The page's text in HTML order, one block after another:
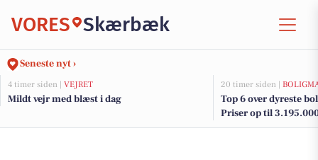
VORES Skærbæk
Seneste nyt ›
4 timer siden | VEJRET
Mildt vejr med blæst i dag
20 timer siden |
Top 6 over dyreste
Priser op til